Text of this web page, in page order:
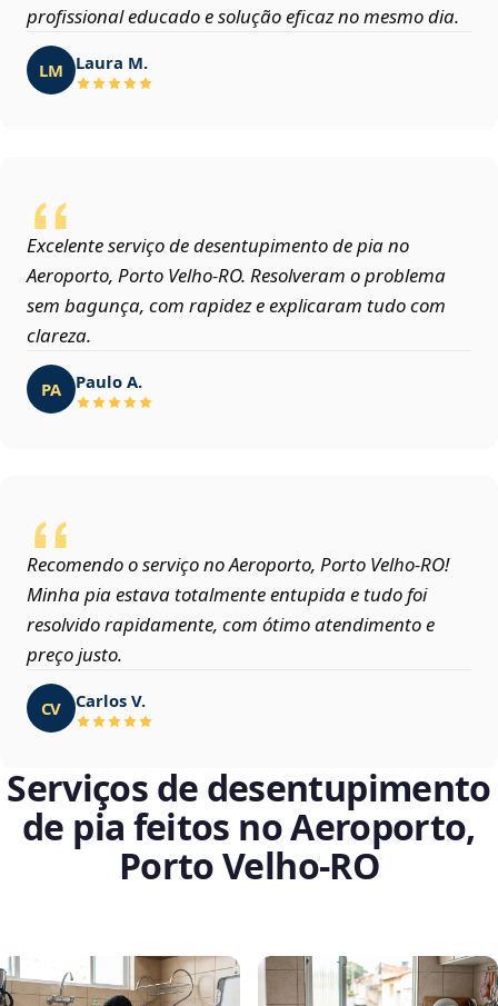
profissional educado e solução eficaz no mesmo dia.
LM Laura M.
Excelente serviço de desentupimento de pia no
Aeroporto, Porto Velho‑RO. Resolveram o problema
sem bagunça, com rapidez e explicaram tudo com
clareza.
PA Paulo A.
Recomendo o serviço no Aeroporto, Porto Velho‑RO!
Minha pia estava totalmente entupida e tudo foi
resolvido rapidamente, com ótimo atendimento e
preço justo.
CV Carlos V.
Serviços de desentupimento
de pia feitos no Aeroporto,
Porto Velho‑RO